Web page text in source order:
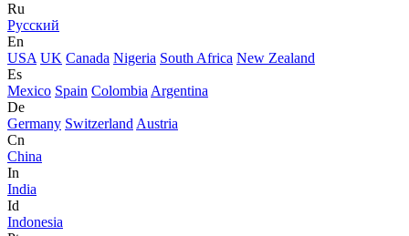
Ru
Русский
En
USA UK Canada Nigeria South Africa New Zealand
Es
Mexico Spain Colombia Argentina
De
Germany Switzerland Austria
Cn
China
In
India
Id
Indonesia